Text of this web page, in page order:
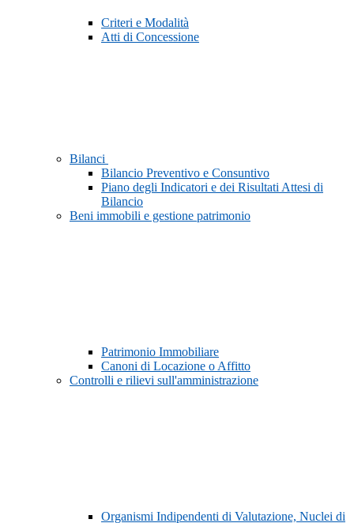
Criteri e Modalità
Atti di Concessione
Bilanci
Bilancio Preventivo e Consuntivo
Piano degli Indicatori e dei Risultati Attesi di
Bilancio
Beni immobili e gestione patrimonio
Patrimonio Immobiliare
Canoni di Locazione o Affitto
Controlli e rilievi sull'amministrazione
Organismi Indipendenti di Valutazione, Nuclei di